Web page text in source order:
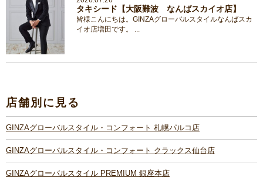
タキシード【大阪難波 なんばスカイオ店】
皆様こんにちは。GINZAグローバルスタイルなんばスカ
イオ店増田です。 ...
店舗別に見る
GINZAグローバルスタイル・コンフォート 札幌パルコ店
GINZAグローバルスタイル・コンフォート クラックス仙台店
GINZAグローバルスタイル PREMIUM 銀座本店